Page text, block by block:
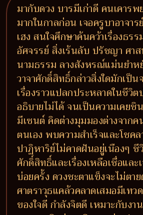
มากับดวง บารมีเก่าดี คนเคาร
มากในกาลก่อน เจอครูบาอาจา
เฮง สนใจศึกษาค้นคว้าเรื่องธรร
อัศจรรย์ สิ่งเร้นลับ ปรัชญา ศา
นามธรรม ลางสังหรณ์แม่นยำห
วาจาศักดิ์สิทธิ์กล่าวสิ่งใดมักเป็น
เรื่องราวแปลกประหลาดในชีวิ
อธิบายไม่ได้ จนเป็นความเคยชิ
มีเซนต์ คิดต่างมุมมองต่างจาก
ตนเอง พบความสำเร็จและโชค
ปาฏิหาริย์ไม่คาดฝันอยู่เนืองๆ
ศักดิ์สิทธิ์และเรื่องเหลือเชื่อและ
บ่อยครั้ง ดวงชะตาแข็งจะไม่ตา
ศาตราวุธแคล้วคลาดเสมอมีเทว
ของใจดี กำลังจิตดี เหมาะกับงา